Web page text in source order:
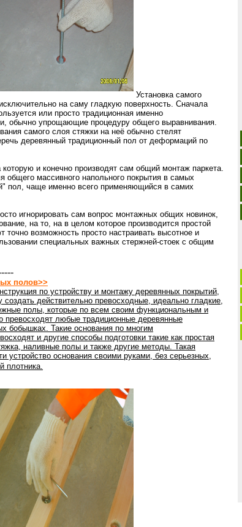
Установка самого
на саму гладкую поверхность. Сначала
или просто традиционная именно
обычно упрощающие процедуру общего выравнивания.
самого слоя стяжки на неё обычно стелят
деревянный традиционный пол от деформаций по
и конечно производят сам общий монтаж паркета.
общего массивного напольного покрытия в самых
пол, чаще именно всего применяющийся в самих
игнорировать сам вопрос монтажных общих новинок,
на то, на в целом которое производится простой
возможность просто настраивать высотное и
специальных важных стержней-стоек с общим
полов>>
по устройству и монтажу деревянных покрытий,
действительно превосходные, идеально гладкие,
полы, которые по всем своим функциональным и
превосходят любые традиционные деревянные
бобышках. Такие основания по многим
и другие способы подготовки такие как простая
наливные полы и также другие методы. Такая
устройство основания своими руками, без серьезных,
плотника.